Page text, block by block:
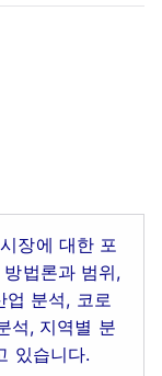
장에 대한 포
법론과 범위,
분석, 코로
석, 지역별 분
있습니다.